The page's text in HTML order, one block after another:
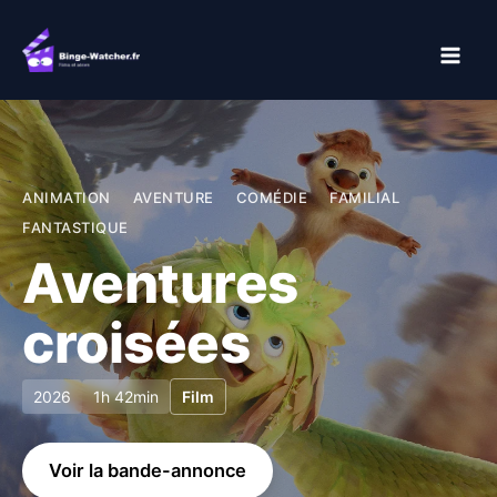
contenu
ANIMATION AVENTURE COMÉDIE
FAMILIAL
FANTASTIQUE
Aventures
croisées
2026 1h 42min Film
Voir la bande-annonce